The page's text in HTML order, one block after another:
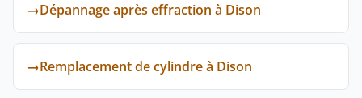
→Dépannage après effraction à Dison
→Remplacement de cylindre à Dison